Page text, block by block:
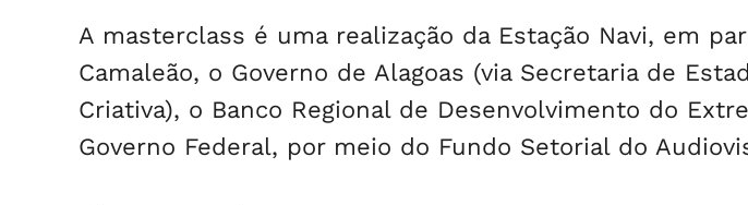
A masterclass é uma realização da Estação Navi, em
Camaleão, o Governo de Alagoas (via Secretaria de
Criativa), o Banco Regional de Desenvolvimento do
Governo Federal, por meio do Fundo Setorial do